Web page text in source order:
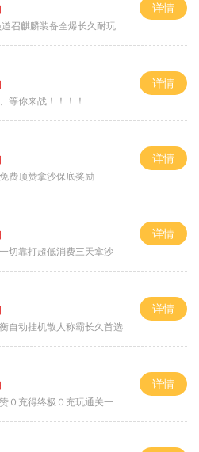
召麒麟装备全爆长久耐玩
详情
等你来战！！！！
详情
费顶赞拿沙保底奖励
详情
切靠打超低消费三天拿沙
详情
自动挂机散人称霸长久首选
详情
０充得终极０充玩通关一
详情